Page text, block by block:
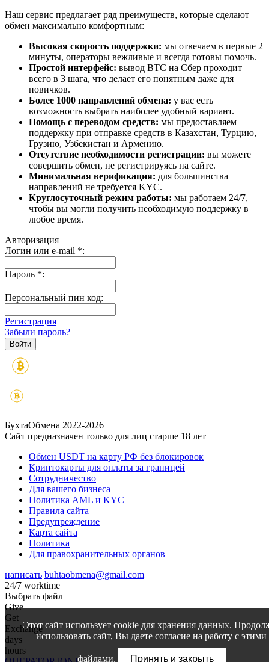
Наш сервис предлагает ряд преимуществ, которые сделают
обмен максимально комфортным:
Высокая скорость поддержки: мы отвечаем в первые 2
минуты, операторы вежливые и всегда готовы помочь.
Простой интерфейс: вывод BTC на Сбер проходит
всего в 3 шага, что делает его понятным даже для
новичков.
Более 1000 направлений обмена: у вас есть
возможность выбрать наиболее удобный вариант.
Помощь с переводом средств: мы предоставляем
поддержку при отправке средств в Казахстан, Турцию,
Грузию, Узбекистан и Армению.
Отсутствие необходимости регистрации: вы можете
совершить обмен, не регистрируясь на сайте.
Минимальная верификация: для большинства
направлений не требуется KYC.
Круглосуточный режим работы: мы работаем 24/7,
чтобы вы могли получить необходимую поддержку в
любое время.
Авторизация
Логин или e-mail *:
Пароль *:
Персональный пин код:
Регистрация
Забыли пароль?
БухтаОбмена 2022-2026
Сайт предназначен только для лиц старше 18 лет
Обмен USDT на карту РФ без блокировок
Криптокарты для оплаты за границей
Сотрудничество
Для вашего бизнеса
Политика AML и KYC
Правила сайта
Предупреждение
Карта сайта
Политика
Для правохранительных органов
написать buhtaobmena@gmail.com
24/7 worktime
Выбрать файл
Give
Get
Exchange
days
hours
Этот сайт использует cookie для хранения данных.
использовать сайт, Вы даете согласие на работу с этими
файлами. Принять и закрыть